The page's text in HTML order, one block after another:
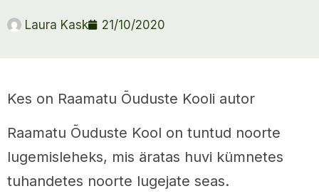
Laura Kask 21/10/2020
Kes on Raamatu Õuduste Kooli autor
Raamatu Õuduste Kool on tuntud noorte
lugemisleheks, mis äratas huvi kümnetes
tuhandetes noorte lugejate seas.